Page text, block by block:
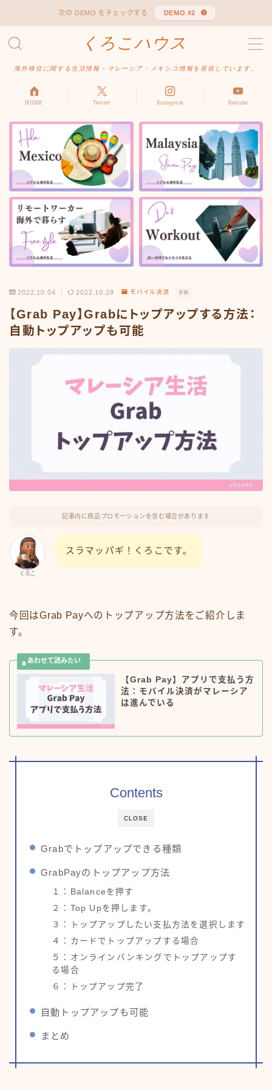
次の DEMO をチェックする DEMO #2
くろこハウス
海外移住に関する生活情報・マレーシア・メキシコ情報を発信しています。
MENU
デモプリセット記事 #1
デモプリセット記事 Part04
デモプリセット記事 Part06
利用規約／特定商取引法に基づく表記
有料記事の決済完了ページ
はじめての方へ
HOME Twitter Instagram Youtube
2022.10.04 2022.10.28 モバイル決済 PR
【Grab Pay】Grabにトップアップする方法：
自動トップアップも可能
記事内に商品プロモーションを含む場合があります
くろこ
スラマッパギ！くろこです。
今回はGrab Payへのトップアップ方法をご紹介しま
す。
【Grab Pay】アプリで支払う方
法：モバイル決済がマレーシア
は進んでいる
CLOSE
Contents
Grabでトップアップできる種類
GrabPayのトップアップ方法
１：Balanceを押す
２：Top Upを押します。
３：トップアップしたい支払方法を選択します
４：カードでトップアップする場合
５：オンラインバンキングでトップアップす
る場合
６：トップアップ完了
自動トップアップも可能
まとめ